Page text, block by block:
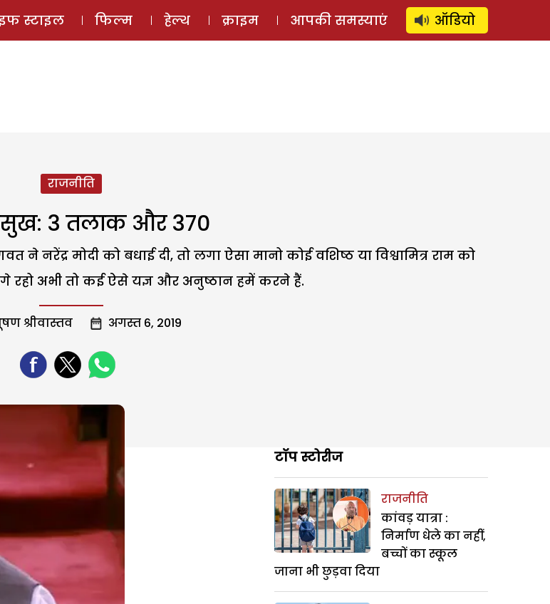
ई-मैगज़ीन ऑडियो स्टोरी लॉग इन ⚲ SUBSCRIBE
स्टाइल फिल्म हेल्थ क्राइम आपकी समस्याएं ऑडियो
राजनीति
सुख: 3 तलाक और 370
नरेंद्र मोदी को बधाई दी, तो लगा ऐसा मानो कोई वशिष्ठ या विश्वामित्र राम को
लगे रहो अभी तो कई ऐसे यज्ञ और अनुष्ठान हमें करने हैं.
श्रीवास्तव अगस्त 6, 2019
टॉप स्टोरीज
राजनीति
कांवड़ यात्रा :
निर्माण धेले का नहीं,
बच्चों का स्कूल
जाना भी छुड़वा दिया